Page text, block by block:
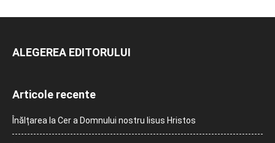
ALEGEREA EDITORULUI
Articole recente
Înălțarea la Cer a Domnului nostru Iisus Hristos